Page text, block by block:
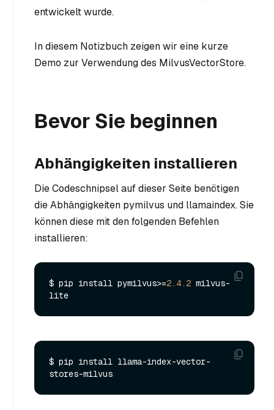
entwickelt wurde.
In diesem Notizbuch zeigen wir eine kurze
Demo zur Verwendung des MilvusVectorStore.
Bevor Sie beginnen
Abhängigkeiten installieren
Die Codeschnipsel auf dieser Seite benötigen
die Abhängigkeiten pymilvus und llamaindex. Sie
können diese mit den folgenden Befehlen
installieren:
$ pip install pymilvus>=2.4 .2 milvus-
$ pip install llama-index-vector-